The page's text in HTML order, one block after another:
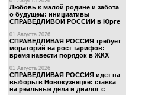
Любовь к малой родине и забота
о будущем: инициативы
СПРАВЕДЛИВОЙ РОССИИ в Юрге
01 Августа 2026
СПРАВЕДЛИВАЯ РОССИЯ требует
мораторий на рост тарифов:
время навести порядок в ЖКХ
01 Августа 2026
СПРАВЕДЛИВАЯ РОССИЯ идет на
выборы в Новокузнецке: ставка
на реальные дела и диалог с